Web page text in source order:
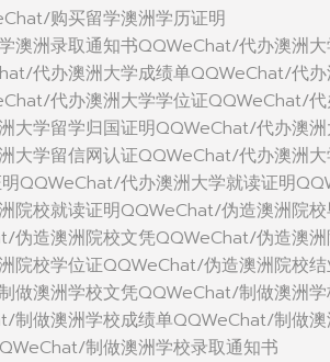
购买留学澳洲学历证明
澳洲录取通知书QQWeChat/代办澳洲
代办澳洲大学成绩单QQWeChat/代
代办澳洲大学学位证QQWeChat/
大学留学归国证明QQWeChat/代办澳
大学留信网认证QQWeChat/代办澳洲
QQWeChat/代办澳洲大学就读证明
院校就读证明QQWeChat/伪造澳洲院
伪造澳洲院校文凭QQWeChat/伪造澳
院校学位证QQWeChat/伪造澳洲院校
做澳洲学校文凭QQWeChat/制做澳洲
制做澳洲学校成绩单QQWeChat/制做
制做澳洲学校录取通知书